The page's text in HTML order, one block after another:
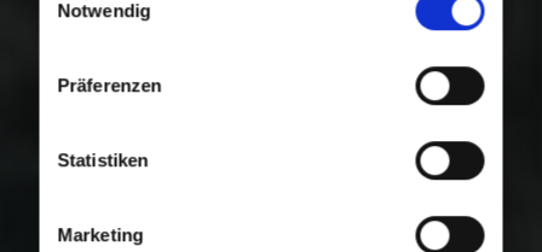
Nutzung der Dienste gesammelt haben.
Notwendig
Präferenzen
Statistiken
Marketing